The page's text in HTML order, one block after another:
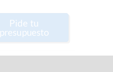
Pide tu
presupuesto